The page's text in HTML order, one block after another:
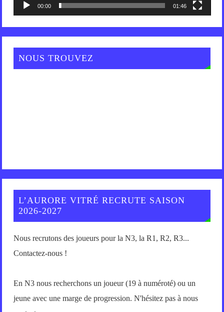
00:00 01:46
NOUS TROUVEZ
L’AURORE VITRÉ RECRUTE SAISON
2026-2027
Nous recrutons des joueurs pour la N3, la R1, R2, R3...
Contactez-nous !
En N3 nous recherchons un joueur (19 à numéroté) ou un
jeune avec une marge de progression. N'hésitez pas à nous